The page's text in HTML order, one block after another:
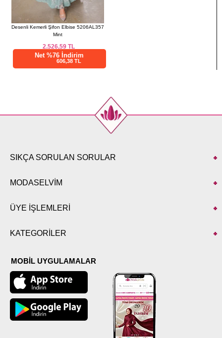
Desenli Kemerli Şifon Elbise 5206AL357
Mint
2.526,59TL
Net %76 İndirim
606,38 TL
SIKÇA SORULAN SORULAR
MODASELVİM
ÜYE İŞLEMLERİ
KATEGORİLER
MOBİL UYGULAMALAR